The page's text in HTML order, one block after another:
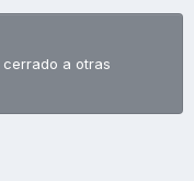
a otras